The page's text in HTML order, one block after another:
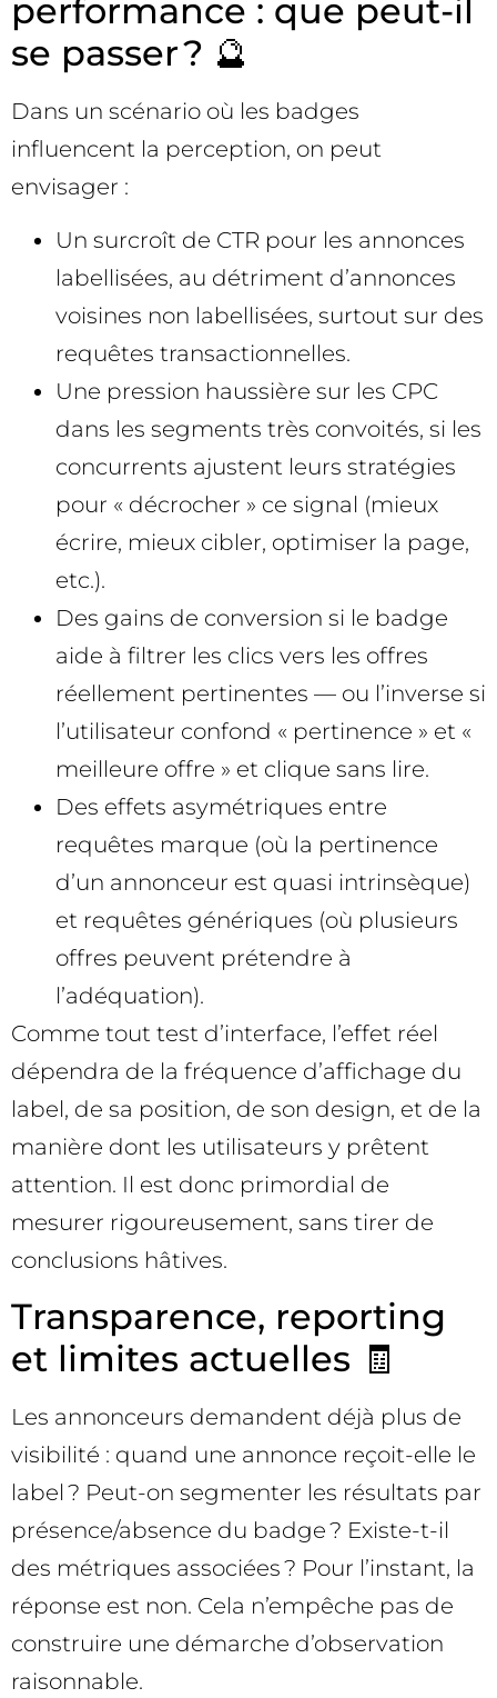
performance : que peut-il
se passer ? 🔮
Dans un scénario où les badges
influencent la perception, on peut
envisager :
Un surcroît de CTR pour les annonces
labellisées, au détriment d’annonces
voisines non labellisées, surtout sur des
requêtes transactionnelles.
Une pression haussière sur les CPC
dans les segments très convoités, si les
concurrents ajustent leurs stratégies
pour « décrocher » ce signal (mieux
écrire, mieux cibler, optimiser la page,
etc.).
Des gains de conversion si le badge
aide à filtrer les clics vers les offres
réellement pertinentes — ou l’inverse si
l’utilisateur confond « pertinence » et «
meilleure offre » et clique sans lire.
Des effets asymétriques entre
requêtes marque (où la pertinence
d’un annonceur est quasi intrinsèque)
et requêtes génériques (où plusieurs
offres peuvent prétendre à
l’adéquation).
Comme tout test d’interface, l’effet réel
dépendra de la fréquence d’affichage du
label, de sa position, de son design, et de la
manière dont les utilisateurs y prêtent
attention. Il est donc primordial de
mesurer rigoureusement, sans tirer de
conclusions hâtives.
Transparence, reporting
et limites actuelles 🧾
Les annonceurs demandent déjà plus de
visibilité : quand une annonce reçoit-elle le
label ? Peut-on segmenter les résultats par
présence/absence du badge ? Existe-t-il
des métriques associées ? Pour l’instant, la
réponse est non. Cela n’empêche pas de
construire une démarche d’observation
raisonnable.